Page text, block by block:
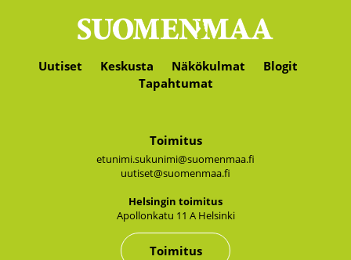
Uutiset Keskusta Näkökulmat
Blogit
Tapahtumat
Toimitus
etunimi.sukunimi@suomenmaa.fi
uutiset@suomenmaa.fi
Hel­sin­gin toi­mi­tus
Apol­lon­ka­tu 11 A Hel­sin­ki
Toimitus